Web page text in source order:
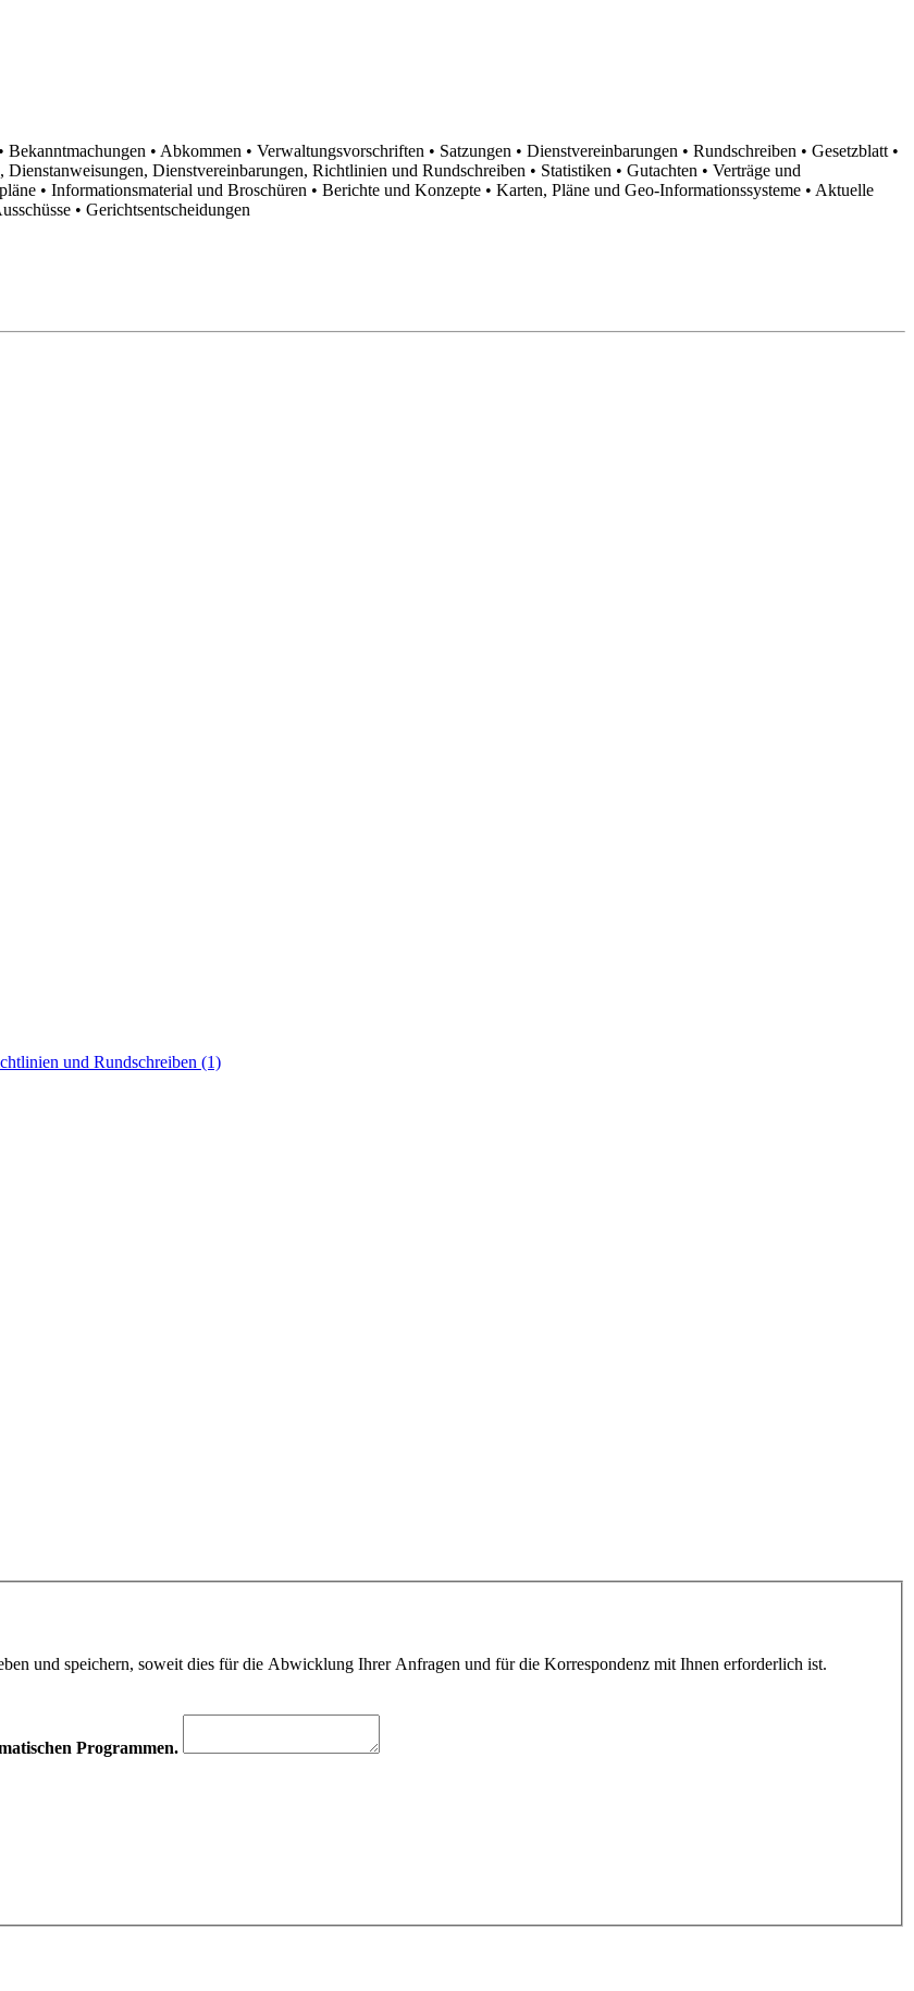
• Bekanntmachungen • Abkommen • Verwaltungsvorschriften • Satzungen • Dienstvereinbarungen • Rundschreiben • Gesetzblatt •
Dienstanweisungen, Dienstvereinbarungen, Richtlinien und Rundschreiben • Statistiken • Gutachten • Verträge und
• Informationsmaterial und Broschüren • Berichte und Konzepte • Karten, Pläne und Geo-Informationssysteme • Aktuelle
• Gerichtsentscheidungen
und Rundschreiben (1)
und speichern, soweit dies für die Abwicklung Ihrer Anfragen und für die Korrespondenz mit Ihnen erforderlich ist.
Programmen.